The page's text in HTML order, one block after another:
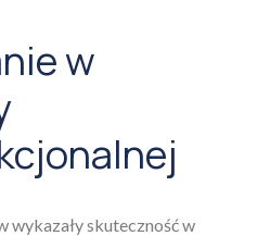
w
wykazały skuteczność w